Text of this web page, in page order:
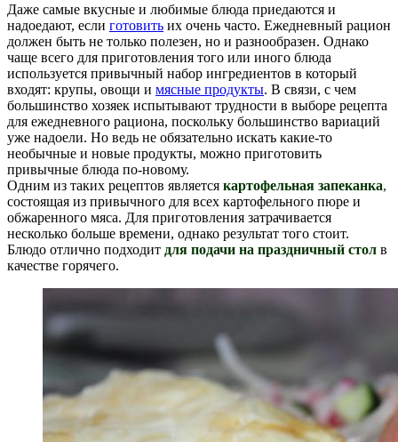
Даже самые вкусные и любимые блюда приедаются и
надоедают, если готовить их очень часто. Ежедневный рацион
должен быть не только полезен, но и разнообразен. Однако
чаще всего для приготовления того или иного блюда
используется привычный набор ингредиентов в который
входят: крупы, овощи и мясные продукты. В связи, с чем
большинство хозяек испытывают трудности в выборе рецепта
для ежедневного рациона, поскольку большинство вариаций
уже надоели. Но ведь не обязательно искать какие-то
необычные и новые продукты, можно приготовить
привычные блюда по-новому.
Одним из таких рецептов является картофельная запеканка,
состоящая из привычного для всех картофельного пюре и
обжаренного мяса. Для приготовления затрачивается
несколько больше времени, однако результат того стоит.
Блюдо отлично подходит для подачи на праздничный стол в
качестве горячего.